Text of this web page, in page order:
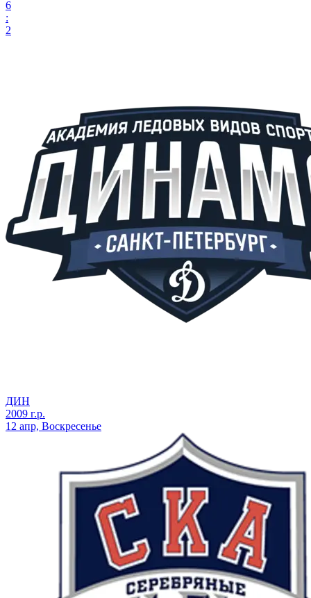
6
:
2
ДИН
2009 г.р.
12 апр, Воскресенье